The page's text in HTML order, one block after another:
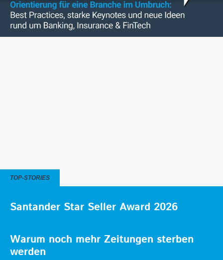
TOP-STORIES
Santander Star Seller Award 2026
Warum noch mehr Zeitungen sterben
werden